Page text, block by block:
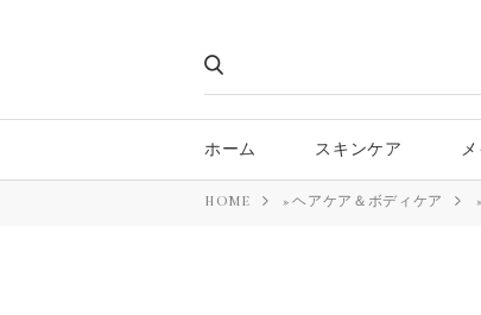
ホーム スキンケア
HOME » ヘアケア＆ボディケア »